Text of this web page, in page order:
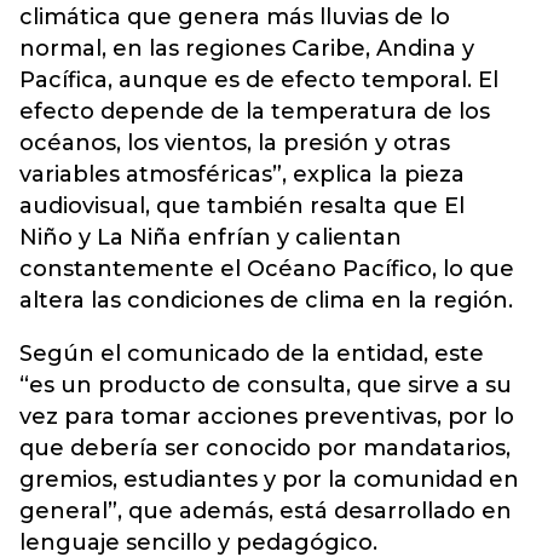
climática que genera más lluvias de lo
normal, en las regiones Caribe, Andina y
Pacífica, aunque es de efecto temporal. El
efecto depende de la temperatura de los
océanos, los vientos, la presión y otras
variables atmosféricas”, explica la pieza
audiovisual, que también resalta que El
Niño y La Niña enfrían y calientan
constantemente el Océano Pacífico, lo que
altera las condiciones de clima en la región.
Según el comunicado de la entidad, este
“es un producto de consulta, que sirve a su
vez para tomar acciones preventivas, por lo
que debería ser conocido por mandatarios,
gremios, estudiantes y por la comunidad en
general”, que además, está desarrollado en
lenguaje sencillo y pedagógico.